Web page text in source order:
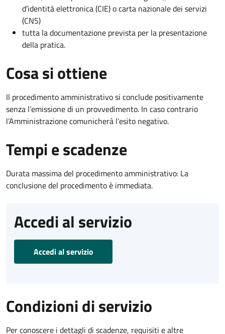
d’identità elettronica (CIE) o carta nazionale dei servizi
(CNS)
tutta la documentazione prevista per la presentazione
della pratica.
Cosa si ottiene
Il procedimento amministrativo si conclude positivamente
senza l’emissione di un provvedimento. In caso contrario
l’Amministrazione comunicherà l’esito negativo.
Tempi e scadenze
Durata massima del procedimento amministrativo: La
conclusione del procedimento è immediata.
Accedi al servizio
Accedi al servizio
Condizioni di servizio
Per conoscere i dettagli di scadenze, requisiti e altre